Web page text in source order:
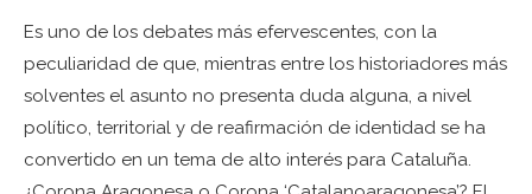
Es uno de los debates más efervescentes, con la
peculiaridad de que, mientras entre los historiadores más
solventes el asunto no presenta duda alguna, a nivel
político, territorial y de reafirmación de identidad se ha
convertido en un tema de alto interés para Cataluña.